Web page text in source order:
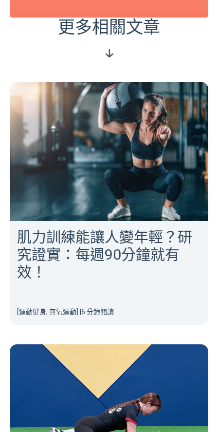
更多相關文章
肌力訓練能讓人變年輕？研
究證實：每週90分鐘就有
效！
[運動健身, 無氧運動] |6 分鐘閱讀